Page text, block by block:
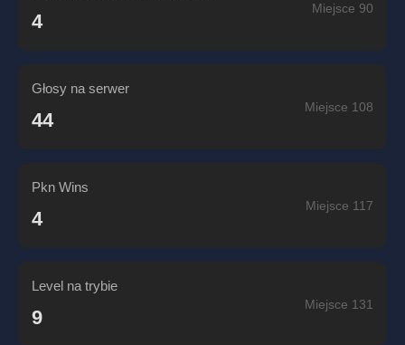
4
Miejsce 90
Głosy na serwer
44
Miejsce 108
Pkn Wins
4
Miejsce 117
Level na trybie
9
Miejsce 131